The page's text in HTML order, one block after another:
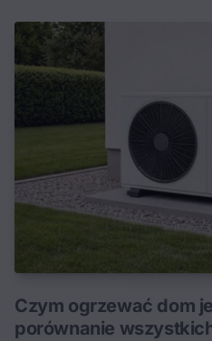
Czym ogrzewać dom
porównanie